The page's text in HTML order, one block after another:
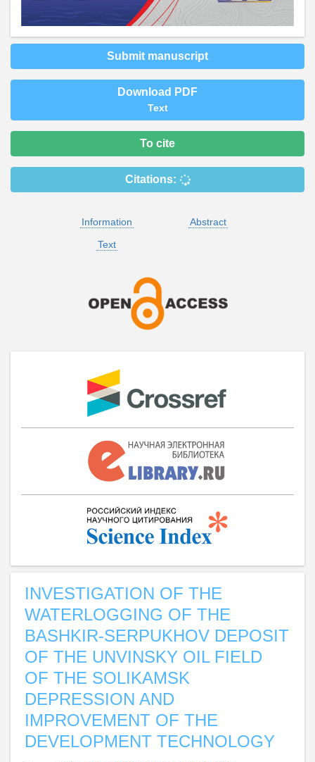
Submit manuscript
Download PDF
Text
To cite
Citations:
Information
Abstract
Text
INVESTIGATION OF THE
WATERLOGGING OF THE
BASHKIR-SERPUKHOV DEPOSIT
OF THE UNVINSKY OIL FIELD
OF THE SOLIKAMSK
DEPRESSION AND
IMPROVEMENT OF THE
DEVELOPMENT TECHNOLOGY